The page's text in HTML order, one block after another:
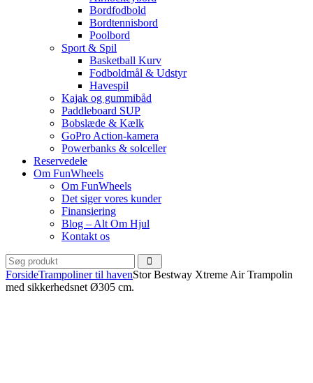
Bordfodbold
Bordtennisbord
Poolbord
Sport & Spil
Basketball Kurv
Fodboldmål & Udstyr
Havespil
Kajak og gummibåd
Paddleboard SUP
Bobslæde & Kælk
GoPro Action-kamera
Powerbanks & solceller
Reservedele
Om FunWheels
Om FunWheels
Det siger vores kunder
Finansiering
Blog – Alt Om Hjul
Kontakt os
ForsideTrampoliner til havenStor Bestway Xtreme Air Trampolin
med sikkerhedsnet Ø305 cm.